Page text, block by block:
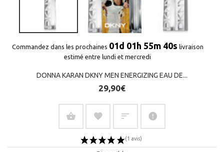
Commandez dans les prochaines 01d 01h 55m 40s livraison
estimé entre lundi et mercredi
DONNA KARAN DKNY MEN ENERGIZING EAU DE...
29,90€